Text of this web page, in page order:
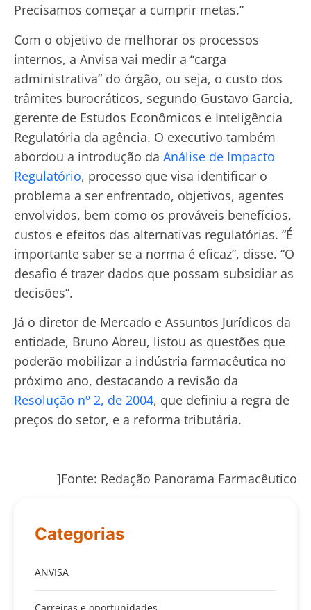
Precisamos começar a cumprir metas.”
Com o objetivo de melhorar os processos
internos, a Anvisa vai medir a “carga
administrativa” do órgão, ou seja, o custo dos
trâmites burocráticos, segundo Gustavo Garcia,
gerente de Estudos Econômicos e Inteligência
Regulatória da agência. O executivo também
abordou a introdução da Análise de Impacto
Regulatório, processo que visa identificar o
problema a ser enfrentado, objetivos, agentes
envolvidos, bem como os prováveis benefícios,
custos e efeitos das alternativas regulatórias. “É
importante saber se a norma é eficaz”, disse. “O
desafio é trazer dados que possam subsidiar as
decisões”.
Já o diretor de Mercado e Assuntos Jurídicos da
entidade, Bruno Abreu, listou as questões que
poderão mobilizar a indústria farmacêutica no
próximo ano, destacando a revisão da
Resolução nº 2, de 2004, que definiu a regra de
preços do setor, e a reforma tributária.
]Fonte: Redação Panorama Farmacêutico
Categorias
ANVISA